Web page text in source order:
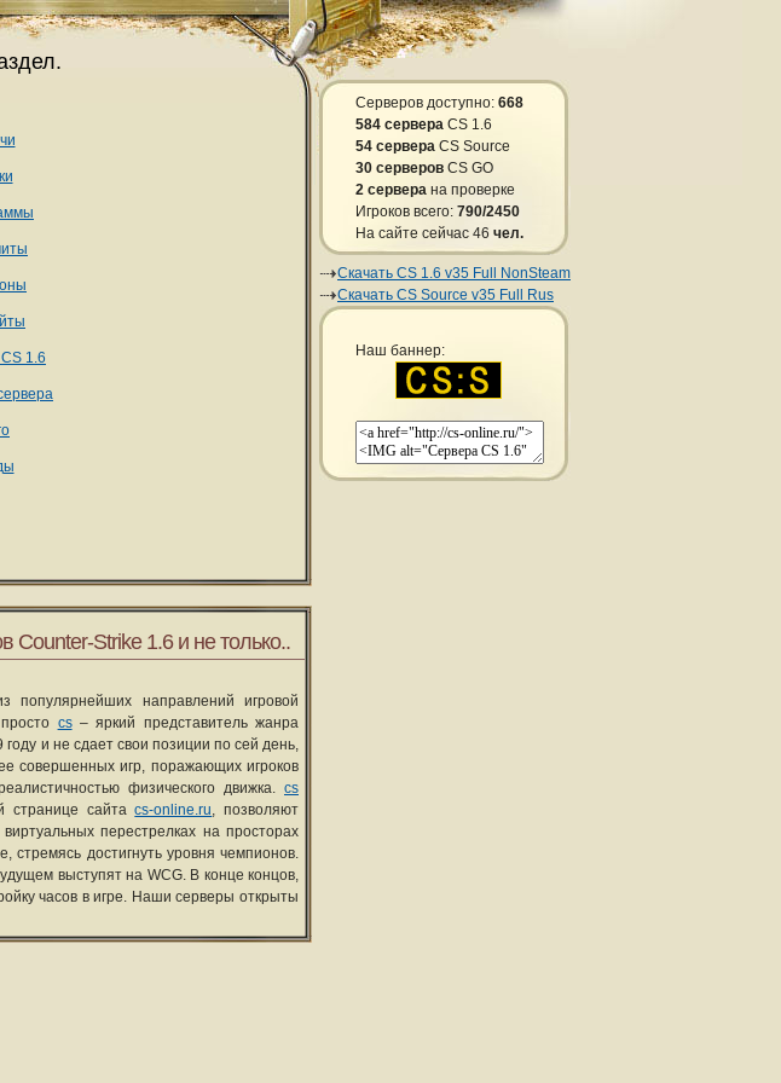
Серверов доступно: 668
584 сервера CS 1.6
54 сервера CS Source
30 серверов CS GO
2 сервера на проверке
Игроков всего: 790/2450
На сайте сейчас 46 чел.
Скачать CS 1.6 v35 Full NonSteam
Скачать CS Source v35 Full Rus
Наш баннер:
1.6
Strike 1.6 и не только..
популярнейших направлений игровой
cs– яркий представитель жанра
и не сдает свои позиции по сей день,
совершенных игр, поражающих игроков
физического движка. cs
странице сайтаcs-online.ru, позволяют
перестрелках на просторах
стремясь достигнуть уровня чемпионов.
выступят на WCG. В конце концов,
часов в игре. Наши серверы открыты